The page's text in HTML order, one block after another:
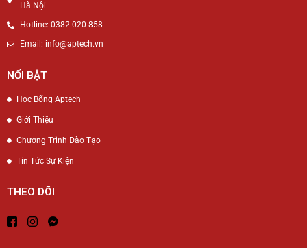
Hà Nội
Hotline: 0382 020 858
Email: info@aptech.vn
NỔI BẬT
Học Bổng Aptech
Giới Thiệu
Chương Trình Đào Tạo
Tin Tức Sự Kiện
THEO DÕI